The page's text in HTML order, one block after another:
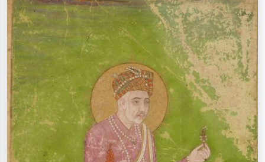
ex. Monet, Nuit étoilée,
impressionnisme, vague de Hokusai,
nu.
abstrait avec beaucoup de rouge,
tableau sombre, nu debout près d'un
arbre.